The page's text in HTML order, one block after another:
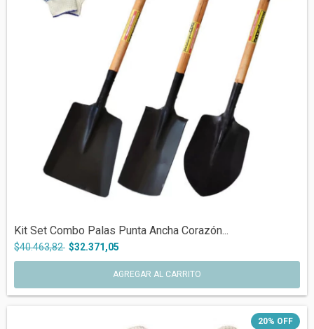
Kit Set Combo Palas Punta Ancha Corazón...
$40.463,82 $32.371,05
AGREGAR AL CARRITO
20% OFF